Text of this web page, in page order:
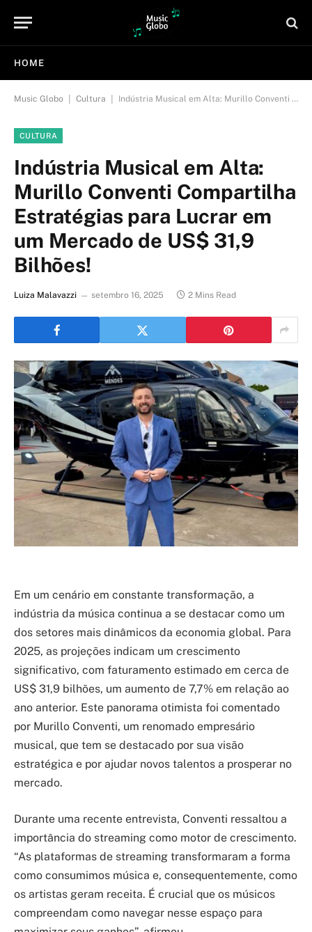
HOME
Music Globo Cultura Indústria Musical em Alta: Murillo Conventi Compartilha Estratégias para Lucrar em um Mercado de US$ 31,9 Bilhões!
CULTURA
Indústria Musical em Alta:
Murillo Conventi Compartilha
Estratégias para Lucrar em
um Mercado de US$ 31,9
Bilhões!
Luiza Malavazzi setembro 16, 2025 2 Mins Read
Em um cenário em constante transformação, a
indústria da música continua a se destacar como um
dos setores mais dinâmicos da economia global. Para
2025, as projeções indicam um crescimento
significativo, com faturamento estimado em cerca de
US$ 31,9 bilhões, um aumento de 7,7% em relação ao
ano anterior. Este panorama otimista foi comentado
por Murillo Conventi, um renomado empresário
musical, que tem se destacado por sua visão
estratégica e por ajudar novos talentos a prosperar no
mercado.
Durante uma recente entrevista, Conventi ressaltou a
importância do streaming como motor de crescimento.
“As plataformas de streaming transformaram a forma
como consumimos música e, consequentemente, como
os artistas geram receita. É crucial que os músicos
compreendam como navegar nesse espaço para